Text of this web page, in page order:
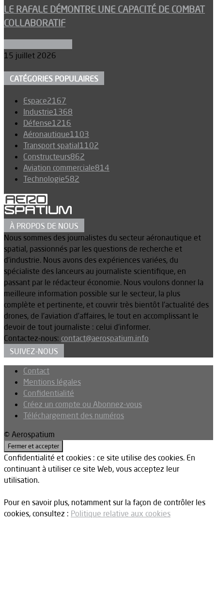
LE RAFALE DÉMONTRE UNE CAPACITÉ DE COMBAT
COLLABORATIF
15 juillet 2026
CATÉGORIES POPULAIRES
Espace2167
Industrie1368
Défense1216
Aéronautique1103
Transport spatial1102
Constructeurs862
Aviation commerciale814
Technologie582
À PROPOS DE NOUS
Nous sommes des journalistes du secteur aéronautique et
spatial, passionnés par les questions de recherche et
d’industrie. Nous avons des expériences variées, du
spécialiste des lanceurs au journaliste scientifique, en
passant par le rédacteur économie. Nous voulons donner la
meilleure information possible sur le secteur, la plus
complète et pertinente, et couvrir très bientôt l’actualité des
drones, de l’aviation d’affaires, le tout en accomplissant le
devoir de tout journaliste : celui d’informer.
Contactez-nous: contact@aerospatium.info
SUIVEZ-NOUS
Contact
Mentions légales
Confidentialité
Créez un compte ou Abonnez-vous
Téléchargement des numéros
© Aerospatium
Confidentialité et cookies : ce site utilise des cookies. En
continuant à utiliser ce site Web, vous acceptez leur
utilisation.
Pour en savoir plus, notamment sur la façon de contrôler les
cookies, consultez : Politique relative aux cookies